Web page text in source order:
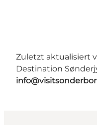
Zuletzt aktualisiert
Destination